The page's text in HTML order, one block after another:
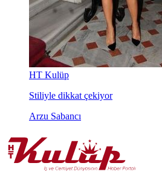
HT Kulüp
Stiliyle dikkat çekiyor
Arzu Sabancı